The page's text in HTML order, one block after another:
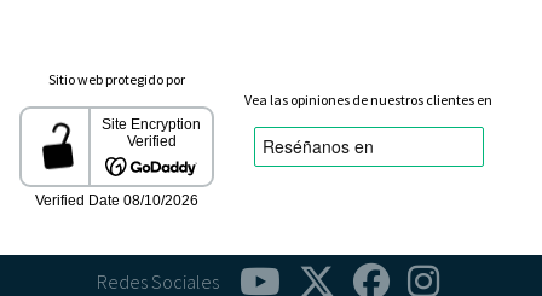
Sitio web protegido por
Vea las opiniones de nuestros clientes en
Redes Sociales